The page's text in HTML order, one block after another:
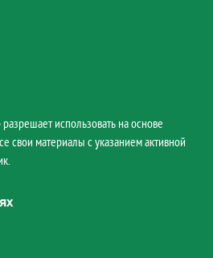
использовать на основе
свои материалы с указанием активной